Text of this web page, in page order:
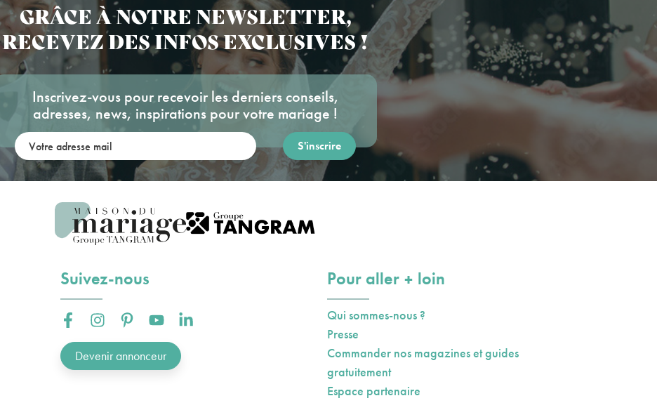
GRÂCE À NOTRE NEWSLETTER,
RECEVEZ DES INFOS EXCLUSIVES !
Inscrivez-vous pour recevoir les derniers conseils,
adresses, news, inspirations pour votre mariage !
Votre adresse mail:
Suivez-nous
Facebook :Instagram :Pinterest :Youtube :Linkedin :
Devenir annonceur
Pour aller plusloin
Qui sommes-nous ?
Presse
Commander nos magazines et guides
gratuitement
Espace partenaire